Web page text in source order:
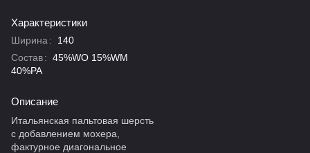
Характеристики
Ширина :
140
Состав: 45%WO 15%WM
40%PA
Описание
Итальянская пальтовая шерсть
с добавлением мохера,
фактурное диагональное